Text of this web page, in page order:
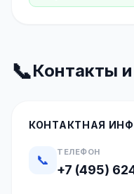
📞Контакты
КОНТАКТНАЯ
📞
ТЕЛЕФОН
+7 (495)